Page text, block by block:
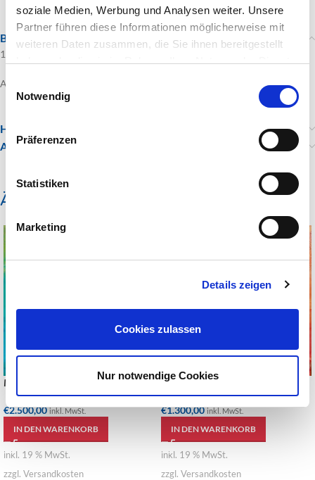
soziale Medien, Werbung und Analysen weiter. Unsere
Partner führen diese Informationen möglicherweise mit
weiteren Daten zusammen, die Sie ihnen bereitgestellt
haben oder die sie im Rahmen Ihrer Nutzung der Dienste
Einwilligungsauswahl
Notwendig
Präferenzen
Statistiken
Marketing
Details zeigen
Cookies zulassen
Nur notwendige Cookies
Beschreibung
100cm x 100cm
Acryl / Mixed Media auf Leinwand
Hinweise zu Versand, Widerrufsrecht und AGBs
Anfragen
Ähnliche Produkte
Magic of Beginnings
€2.500,00 inkl. MwSt.
IN DEN WARENKORB
inkl. 19 % MwSt.
zzgl. Versandkosten
Tango
€1.300,00 inkl. MwSt.
IN DEN WARENKORB
inkl. 19 % MwSt.
zzgl. Versandkosten